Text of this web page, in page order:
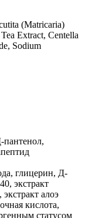
(Matricaria)
Extract, Centella
Sodium
пантенол,
глицерин, Д-
экстракт
экстракт алоэ
кислота,
статусом